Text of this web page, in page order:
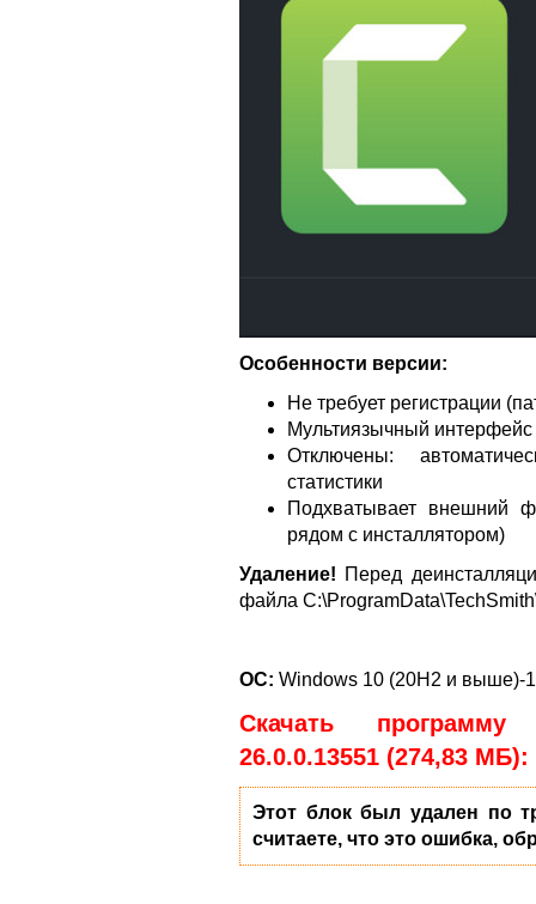
Особенности версии:
Не требует регистрации
Мультиязычный
Отключены:
статистики
Подхватывает внешний
рядом с инсталлятором)
Удаление! Перед
файла
ОС: Windows 10 (20H2 и выше)-
Скачать
26.0.0.13551 (274,83 МБ):
Этот блок был удален по
считаете, что это ошибка,